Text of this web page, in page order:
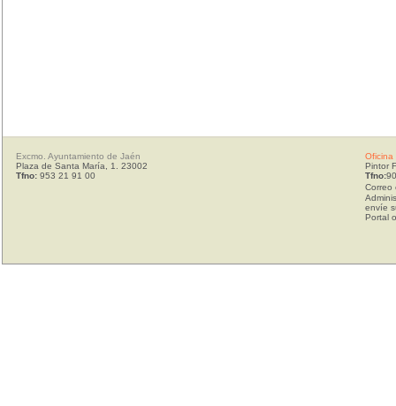
Excmo. Ayuntamiento de Jaén
Plaza de Santa María, 1. 23002
Tfno: 953 21 91 00
Oficina
Pintor
Tfno:
Correo
envíe
Portal